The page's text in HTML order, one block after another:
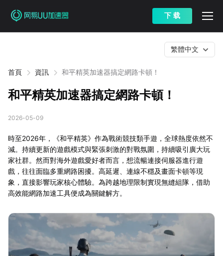
下 载
首頁 資訊 和平精英加速器搞定網路卡頓！
繁體中文
和平精英加速器搞定網路卡頓！
2026-05-09
時至2026年，《和平精英》作為戰術競技類手遊，全球熱度依然不
減。持續更新的遊戲模式與緊張刺激的對戰氛圍，持續吸引廣大玩
家社群。然而對海外遊戲愛好者而言，想流暢連接伺服器進行遊
戲，往往面臨多重網路困擾。高延遲、連線不穩及畫面卡頓等現
象，直接影響玩家核心體驗。為跨越地理限制實現無縫組隊，借助
高效能網路加速工具便成為關鍵解方。